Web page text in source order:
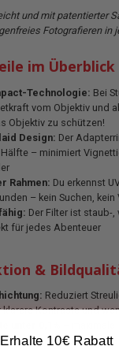
und mit patentierter
Fotografieren in
im Überblick
Technologie: Bei
vom Objektiv und
Objektiv zu schützen!
Design: Der
– minimiert
Rahmen: Du erkennst
– kein Suchen,
Der Filter ist staub-,
für jedes Abenteuer
&
Reduziert
klarere Kontraste und
bei minimalem
Erhalte 10€ Rabatt